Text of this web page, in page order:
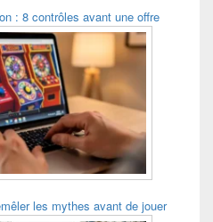
: 8 contrôles avant une offre
les mythes avant de jouer